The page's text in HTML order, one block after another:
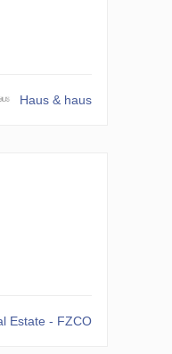
Haus & haus
Estate - FZCO